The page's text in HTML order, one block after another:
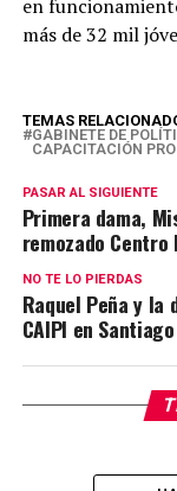
en
más de 32 mil
TEMAS
GABINETE DE
CAPACITACIÓN
PASAR AL SIGUIENTE
Primera dama,
remozado
NO TE LO PIERDAS
Raquel Peña y
CAIPI en